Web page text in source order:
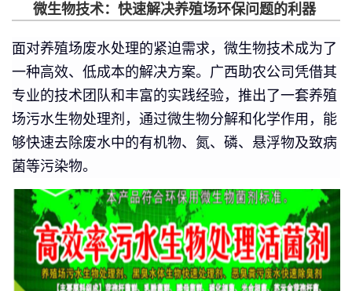
微生物技术：快速解决养殖场环保问题的利器
面对养殖场废水处理的紧迫需求，微生物技术成为了
一种高效、低成本的解决方案。广西助农公司凭借其
专业的技术团队和丰富的实践经验，推出了一套养殖
场污水生物处理剂，通过微生物分解和化学作用，能
够快速去除废水中的有机物、氮、磷、悬浮物及致病
菌等污染物。